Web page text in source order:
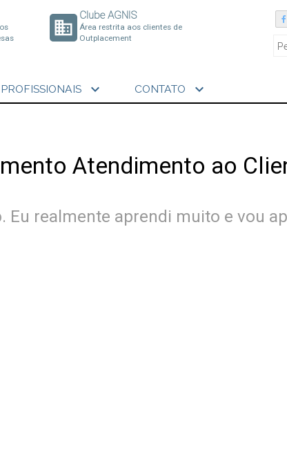
business
Clube AGNIS
Área restrita aos clientes de
Outplacement
expand_more CONTATO expand_more
Atendimento ao
realmente aprendi muito e vou